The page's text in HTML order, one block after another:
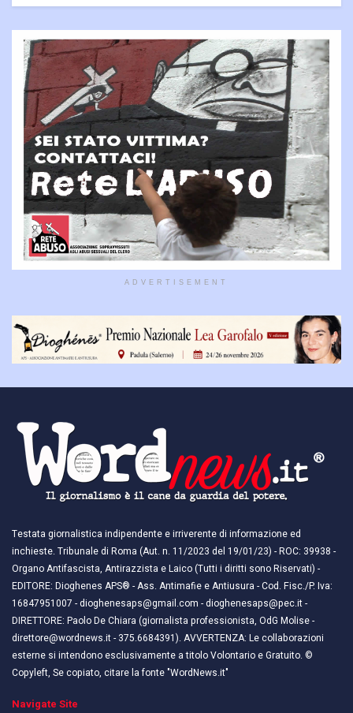
ADVERTISEMENT
Testata giornalistica indipendente e irriverente di informazione ed
inchieste. Tribunale di Roma (Aut. n. 11/2023 del 19/01/23) - ROC: 39938 -
Organo Antifascista, Antirazzista e Laico (Tutti i diritti sono Riservati) -
EDITORE: Dioghenes APS® - Ass. Antimafie e Antiusura - Cod. Fisc./P. Iva:
16847951007 - dioghenesaps@gmail.com - dioghenesaps@pec.it - ​​
DIRETTORE: Paolo De Chiara (giornalista professionista, OdG Molise -
direttore@wordnews.it - ​​375.6684391). AVVERTENZA: Le collaborazioni
esterne si intendono esclusivamente a titolo Volontario e Gratuito. ©
Copyleft, Se copiato, citare la fonte "WordNews.it"
Navigate Site